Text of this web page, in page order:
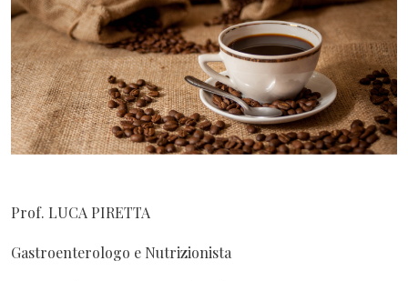
Prof. LUCA PIRETTA
Gastroenterologo e Nutrizionista